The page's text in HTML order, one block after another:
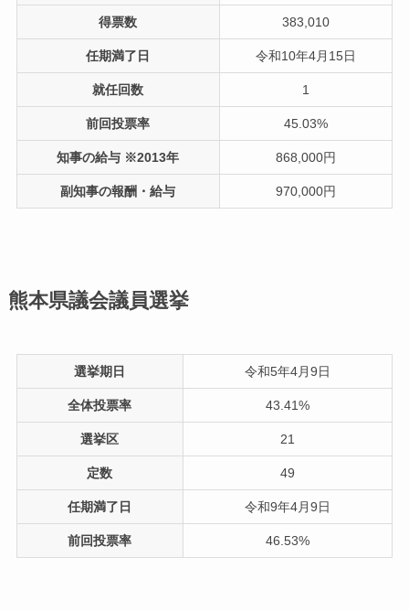
得票数 383,010
任期満了日 令和10年4月15日
就任回数 1
前回投票率 45.03%
知事の給与 ※2013年 868,000円
副知事の報酬・給与 970,000円
熊本県議会議員選挙
選挙期日 令和5年4月9日
全体投票率 43.41%
選挙区 21
定数 49
任期満了日 令和9年4月9日
前回投票率 46.53%